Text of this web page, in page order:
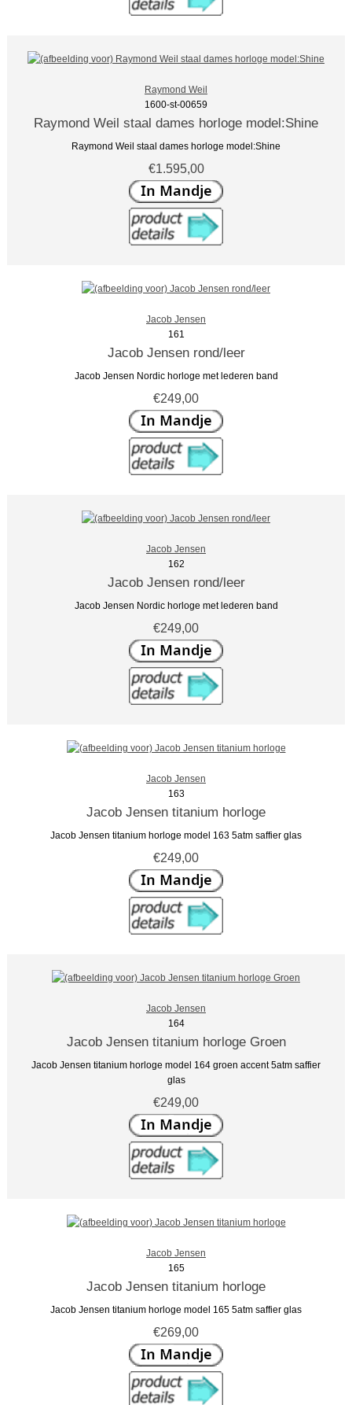
Raymond Weil
1600-st-00659
Raymond Weil staal dames horloge model:Shine
Raymond Weil staal dames horloge model:Shine
€1.595,00
Jacob Jensen
161
Jacob Jensen rond/leer
Jacob Jensen Nordic horloge met lederen band
€249,00
Jacob Jensen
162
Jacob Jensen rond/leer
Jacob Jensen Nordic horloge met lederen band
€249,00
Jacob Jensen
163
Jacob Jensen titanium horloge
Jacob Jensen titanium horloge model 163 5atm saffier glas
€249,00
Jacob Jensen
164
Jacob Jensen titanium horloge Groen
Jacob Jensen titanium horloge model 164 groen accent 5atm saffier
glas
€249,00
Jacob Jensen
165
Jacob Jensen titanium horloge
Jacob Jensen titanium horloge model 165 5atm saffier glas
€269,00